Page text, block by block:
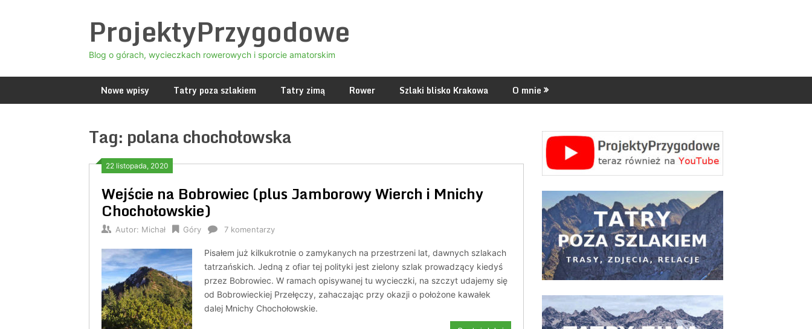
ProjektyPrzygodowe
Blog o górach, wycieczkach rowerowych i sporcie amatorskim
Nowe wpisy Tatry poza szlakiem Tatry zimą Rower Szlaki blisko Krakowa O mnie
Tag: polana chochołowska
22 listopada, 2020
Wejście na Bobrowiec (plus Jamborowy Wierch i Mnichy
Chochołowskie)
Autor: Michał Góry 7 komentarzy
Pisałem już kilkukrotnie o zamykanych na przestrzeni lat, dawnych szlakach
tatrzańskich. Jedną z ofiar tej polityki jest zielony szlak prowadzący kiedyś
przez Bobrowiec. W ramach opisywanej tu wycieczki, na szczyt udajemy się
od Bobrowieckiej Przełęczy, zahaczając przy okazji o położone kawałek
dalej Mnichy Chochołowskie.